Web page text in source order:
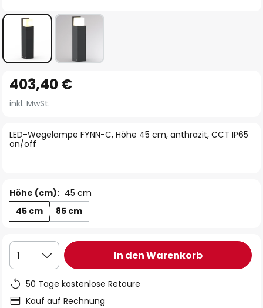
Anfang
der
springen
LED-Wegelampe FYNN-C, Höhe 45 cm, anthrazit, CCT IP65
on/off
403,40 €
inkl. MwSt.
Höhe (cm): 45 cm
45 cm
85 cm
1 In den Warenkorb
50 Tage kostenlose Retoure
Kauf auf Rechnung